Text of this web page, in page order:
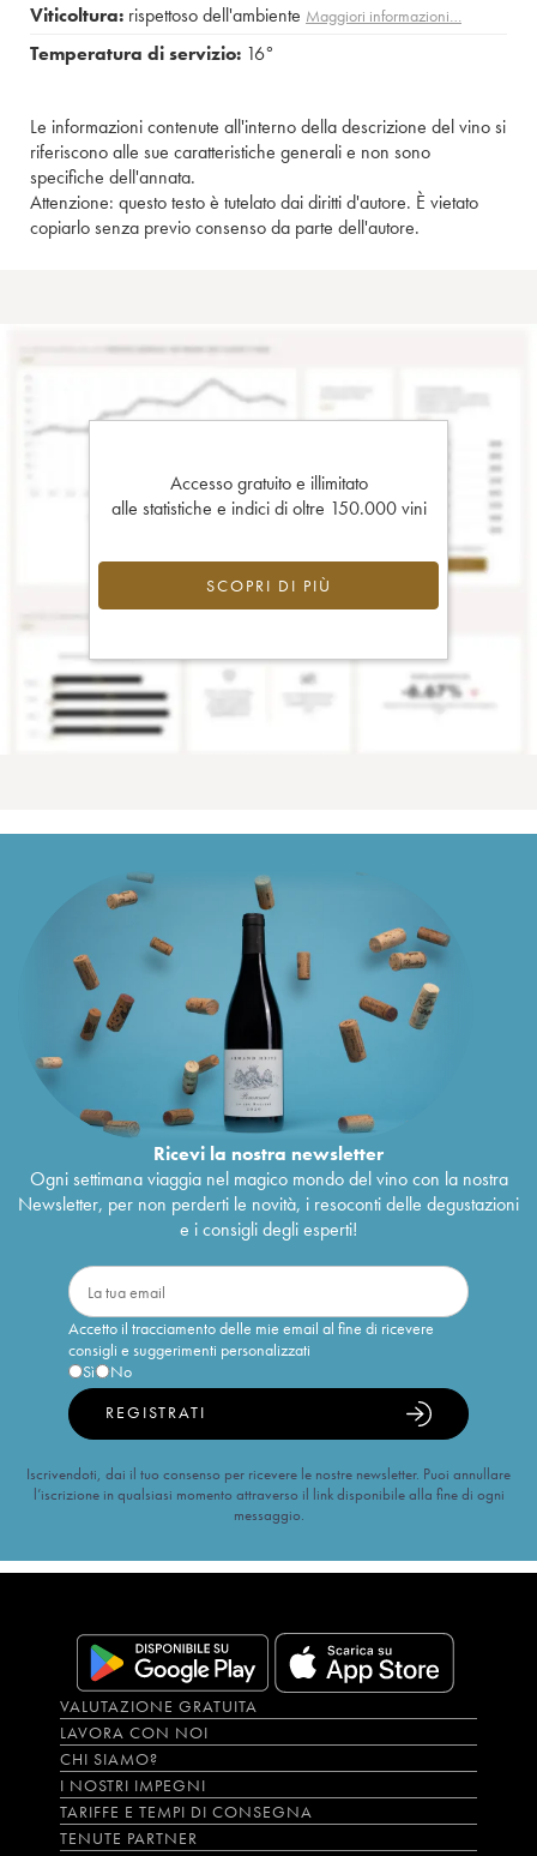
Viticoltura: rispettoso dell'ambiente Maggiori informazioni…
Temperatura di servizio: 16°
Le informazioni contenute all'interno della descrizione del vino si
riferiscono alle sue caratteristiche generali e non sono
specifiche dell'annata.
Attenzione: questo testo è tutelato dai diritti d'autore. È vietato
copiarlo senza previo consenso da parte dell'autore.
Accesso gratuito e illimitato
alle statistiche e indici di oltre 150.000 vini
SCOPRI DI PIÙ
Ricevi la nostra newsletter
Ogni settimana viaggia nel magico mondo del vino con la nostra
Newsletter, per non perderti le novità, i resoconti delle degustazioni
e i consigli degli esperti!
Accetto il tracciamento delle mie email al fine di ricevere
consigli e suggerimenti personalizzati
Sì
No
REGISTRATI
Iscrivendoti, dai il tuo consenso per ricevere le nostre newsletter. Puoi annullare
l’iscrizione in qualsiasi momento attraverso il link disponibile alla fine di ogni
messaggio.
VALUTAZIONE GRATUITA
LAVORA CON NOI
CHI SIAMO?
I NOSTRI IMPEGNI
TARIFFE E TEMPI DI CONSEGNA
TENUTE PARTNER